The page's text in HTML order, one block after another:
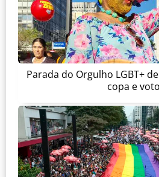
Parada do Orgulho LGBT+
copa e voto